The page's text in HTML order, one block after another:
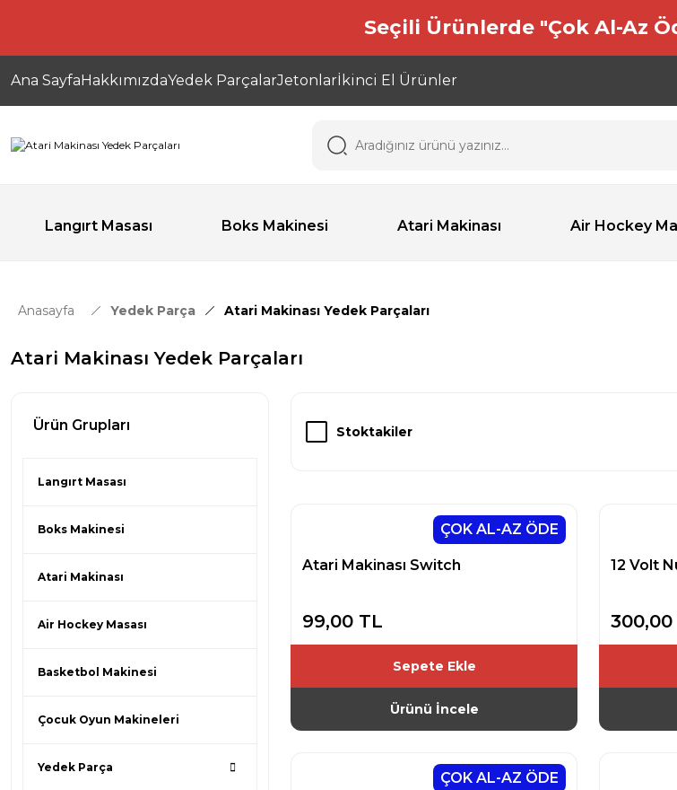
Seçili Ürünlerde "Çok Al-Az
Ana SayfaHakkımızdaYedek ParçalarJetonlarİkinci El Ürünler
Langırt Masası Boks Makinesi Atari Makinası Air Hockey
Anasayfa Yedek Parça Atari Makinası Yedek Parçaları
Atari Makinası Yedek Parçaları
Ürün Grupları
Langırt Masası
Boks Makinesi
Atari Makinası
Air Hockey Masası
Basketbol Makinesi
Çocuk Oyun Makineleri
Yedek Parça
Stoktakiler
ÇOK AL-AZ ÖDE
Atari Makinası Switch
99,00 TL
Sepete Ekle
Ürünü İncele
12 Volt
300,00
ÇOK AL-AZ ÖDE